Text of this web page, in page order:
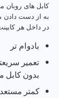
درخواست
نمایشگر LED ویدیو وال
صفحه نمایش LED
کابل های روبان
به از دست دادن
در داخل هر
بادوام تر
تعمیر
بدون کابل
کمتر